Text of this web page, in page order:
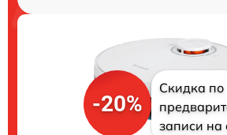
-20%
Скидка по
записи на